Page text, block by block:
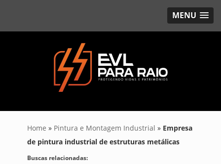
MENU
Home » Pintura e Montagem Industrial » Empresa
de pintura industrial de estruturas metálicas
Buscas relacionadas: